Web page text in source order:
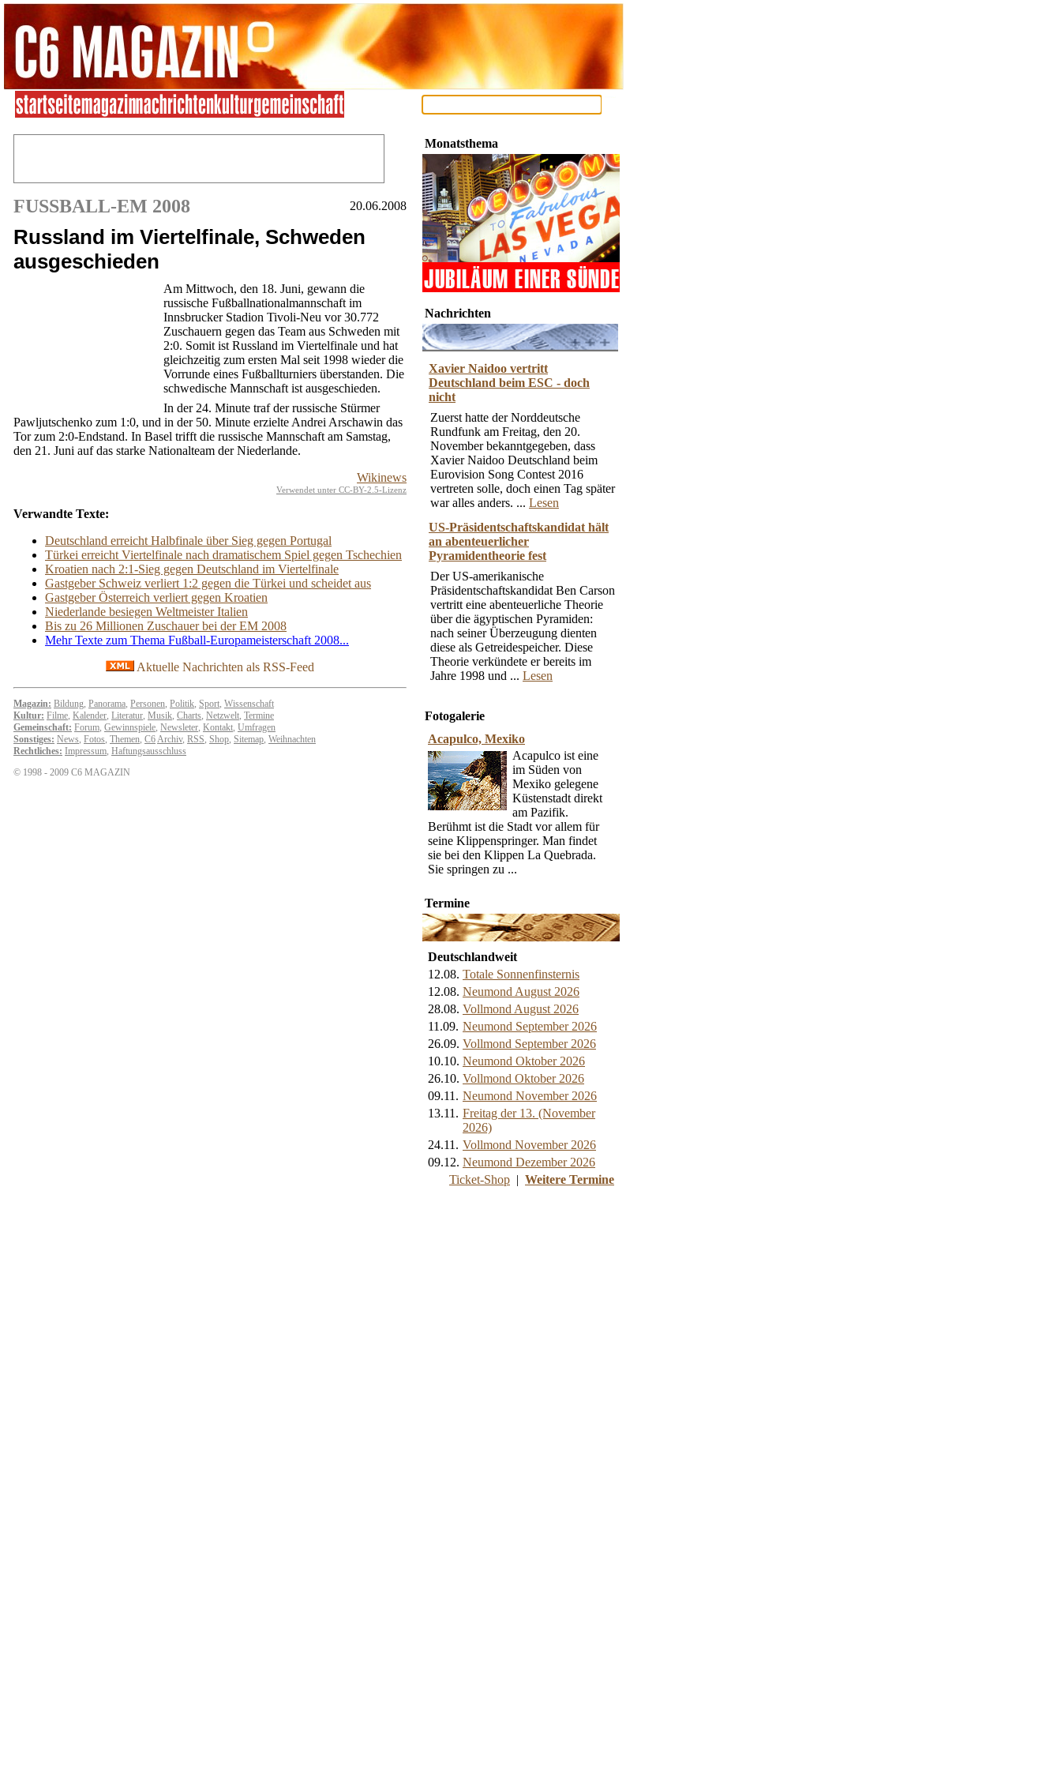
FUSSBALL-EM 2008 20.06.2008
Russland im Viertelfinale, Schweden
ausgeschieden
Am Mittwoch, den 18. Juni, gewann die
russische Fußballnationalmannschaft im
Innsbrucker Stadion Tivoli-Neu vor 30.772
Zuschauern gegen das Team aus Schweden mit
2:0. Somit ist Russland im Viertelfinale und hat
gleichzeitig zum ersten Mal seit 1998 wieder die
Vorrunde eines Fußballturniers überstanden. Die
schwedische Mannschaft ist ausgeschieden.
In der 24. Minute traf der russische Stürmer
Pawljutschenko zum 1:0, und in der 50. Minute erzielte Andrei Arschawin das
Tor zum 2:0-Endstand. In Basel trifft die russische Mannschaft am Samstag,
den 21. Juni auf das starke Nationalteam der Niederlande.
Wikinews
Verwendet unter CC-BY-2.5-Lizenz
Verwandte Texte:
Deutschland erreicht Halbfinale über Sieg gegen Portugal
Türkei erreicht Viertelfinale nach dramatischem Spiel gegen Tschechien
Kroatien nach 2:1-Sieg gegen Deutschland im Viertelfinale
Gastgeber Schweiz verliert 1:2 gegen die Türkei und scheidet aus
Gastgeber Österreich verliert gegen Kroatien
Niederlande besiegen Weltmeister Italien
Bis zu 26 Millionen Zuschauer bei der EM 2008
Mehr Texte zum Thema Fußball-Europameisterschaft 2008...
Aktuelle Nachrichten als RSS-Feed
Magazin: Bildung, Panorama, Personen, Politik, Sport, Wissenschaft
Kultur: Filme, Kalender, Literatur, Musik, Charts, Netzwelt, Termine
Gemeinschaft: Forum, Gewinnspiele, Newsleter, Kontakt, Umfragen
Sonstiges: News, Fotos, Themen, C6Archiv, RSS, Shop, Sitemap, Weihnachten
Rechtliches: Impressum, Haftungsausschluss
© 1998 - 2009 C6 MAGAZIN
Monatsthema
Nachrichten
Xavier Naidoo vertritt
Deutschland beim ESC - doch
nicht
Zuerst hatte der Norddeutsche
Rundfunk am Freitag, den 20.
November bekanntgegeben, dass
Xavier Naidoo Deutschland beim
Eurovision Song Contest 2016
vertreten solle, doch einen Tag später
war alles anders. ... Lesen
US-Präsidentschaftskandidat hält
an abenteuerlicher
Pyramidentheorie fest
Der US-amerikanische
Präsidentschaftskandidat Ben Carson
vertritt eine abenteuerliche Theorie
über die ägyptischen Pyramiden:
nach seiner Überzeugung dienten
diese als Getreidespeicher. Diese
Theorie verkündete er bereits im
Jahre 1998 und ... Lesen
Fotogalerie
Acapulco, Mexiko
Acapulco ist eine
im Süden von
Mexiko gelegene
Küstenstadt direkt
am Pazifik.
Berühmt ist die Stadt vor allem für
seine Klippenspringer. Man findet
sie bei den Klippen La Quebrada.
Sie springen zu ...
Termine
Deutschlandweit
12.08. Totale Sonnenfinsternis
12.08. Neumond August 2026
28.08. Vollmond August 2026
11.09. Neumond September 2026
26.09. Vollmond September 2026
10.10. Neumond Oktober 2026
26.10. Vollmond Oktober 2026
09.11. Neumond November 2026
13.11. Freitag der 13. (November
2026)
24.11. Vollmond November 2026
09.12. Neumond Dezember 2026
Ticket-Shop | Weitere Termine